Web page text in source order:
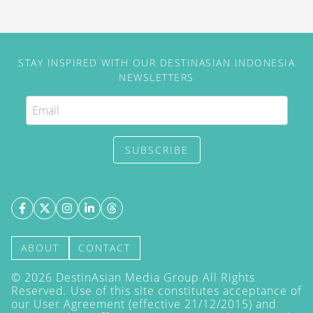
STAY INSPIRED WITH OUR DESTINASIAN INDONESIA
NEWSLETTERS
SUBSCRIBE
ABOUT CONTACT
© 2026 DestinAsian Media Group All Rights
Reserved. Use of this site constitutes acceptance of
our User Agreement (effective 21/12/2015) and